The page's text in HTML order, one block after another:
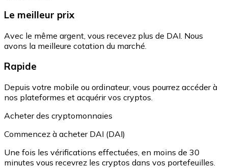
Le meilleur prix
Avec le même argent, vous recevez plus de DAI. Nous
avons la meilleure cotation du marché.
Rapide
Depuis votre mobile ou ordinateur, vous pourrez accéder à
nos plateformes et acquérir vos cryptos.
Acheter des cryptomonnaies
Commencez à acheter DAI (DAI)
Une fois les vérifications effectuées, en moins de 30
minutes vous recevrez les cryptos dans vos portefeuilles.